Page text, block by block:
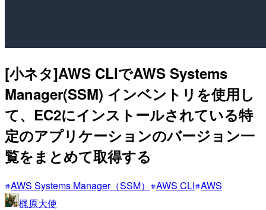
[小ネタ]AWS CLIでAWS Systems
Manager(SSM) インベントリを使用し
て、EC2にインストールされている特
定のアプリケーションのバージョン一
覧をまとめて取得する
AWS Systems Manager（SSM） AWS CLI AWS
梶原大使